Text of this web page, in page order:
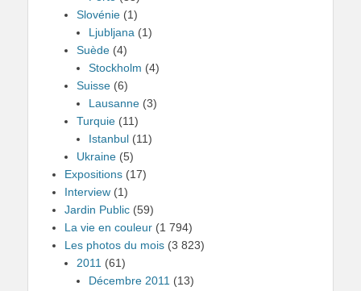
Slovénie (1)
Ljubljana (1)
Suède (4)
Stockholm (4)
Suisse (6)
Lausanne (3)
Turquie (11)
Istanbul (11)
Ukraine (5)
Expositions (17)
Interview (1)
Jardin Public (59)
La vie en couleur (1 794)
Les photos du mois (3 823)
2011 (61)
Décembre 2011 (13)